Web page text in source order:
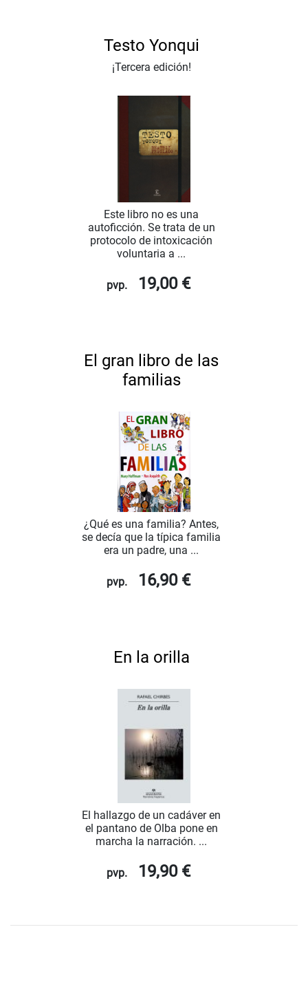
Testo Yonqui
¡Tercera edición!
Este libro no es una
autoficción. Se trata de un
protocolo de intoxicación
voluntaria a ...
pvp. 19,00 €
El gran libro de las
familias
¿Qué es una familia? Antes,
se decía que la típica familia
era un padre, una ...
pvp. 16,90 €
En la orilla
El hallazgo de un cadáver en
el pantano de Olba pone en
marcha la narración. ...
pvp. 19,90 €